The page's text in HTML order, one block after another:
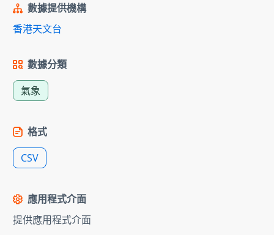
數據提供機構
香港天文台
數據分類
氣象
格式
CSV
應用程式介面
提供應用程式介面